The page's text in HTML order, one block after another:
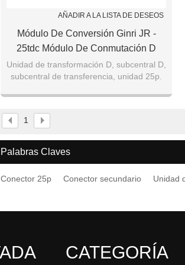
AÑADIR A LA LISTA DE DESEOS
Módulo De Conversión Ginri JR -
25tdc Módulo De Conmutación D
Unidad de transformación D, subcentral D,
subcentral de transferencia, unidad 25p.
1
Palabras Claves
Conector 25p Conector secundario Unidad
CATEGORÍA